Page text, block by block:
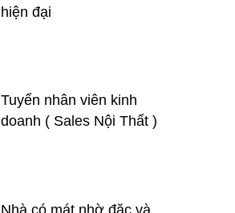
hiện đại
Tuyển nhân viên kinh
doanh ( Sales Nội Thất )
Nhà có mát nhờ đặc và